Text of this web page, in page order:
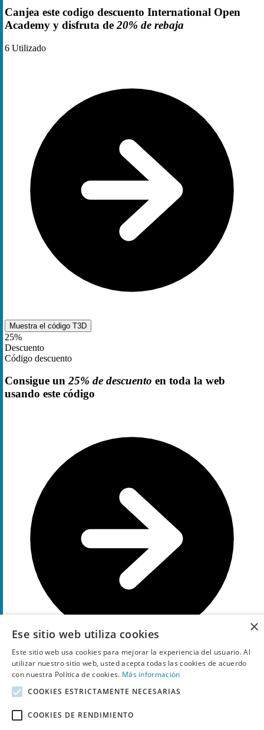
Canjea este codigo descuento International Open
Academy y disfruta de 20% de rebaja
6 Utilizado
Muestra el código T3D
25%
Descuento
Código descuento
Consigue un25% de descuento en toda la web
usando este código
Muestra el códigoDAY
20%
Descuento
×
Ese sitio web utiliza cookies
Este sitio web usa cookies para mejorar la experiencia del usuario. Al
utilizar nuestro sitio web, usted acepta todas las cookies de acuerdo
con nuestra Política de cookies. Más información
COOKIES ESTRICTAMENTE NECESARIAS
COOKIES DE RENDIMIENTO